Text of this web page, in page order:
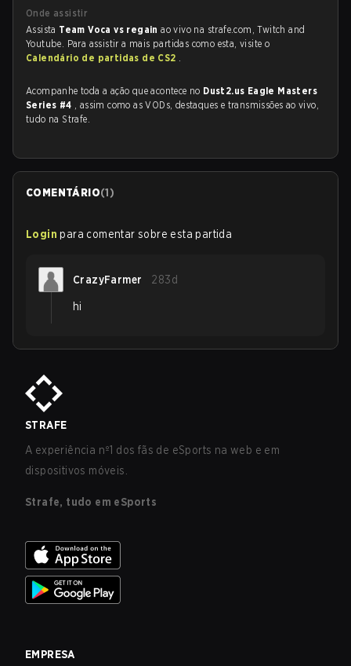
Onde assistir
Assista Team Voca vs regainao vivo na strafe.com, Twitch and
Youtube. Para assistir a mais partidas como esta, visite o
Calendário de partidas de CS2 .
Acompanhe toda a ação que acontece no Dust2.us Eagle Masters
Series #4 , assim como as VODs, destaques e transmissões ao vivo,
tudo na Strafe.
COMENTÁRIO(1)
Login para comentar sobre esta partida
CrazyFarmer 283d
hi
STRAFE
A experiência nº1 dos fãs de eSports na web e em
dispositivos móveis.
Strafe, tudo em eSports
EMPRESA